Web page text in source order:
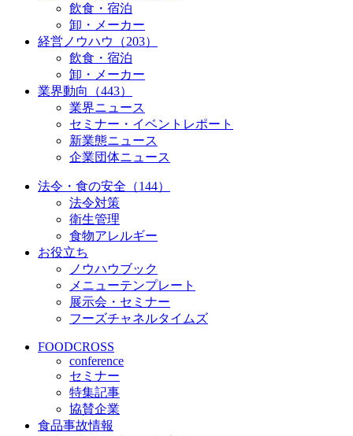
飲食・宿泊
卸・メーカー
経営ノウハウ（203）
飲食・宿泊
卸・メーカー
業界動向（443）
業界ニュース
セミナー・イベントレポート
新業態ニュース
企業団体ニュース
法令・食の安全（144）
法令対策
衛生管理
食物アレルギー
お役立ち
ノウハウブック
メニューテンプレート
展示会・セミナー
フーズチャネルタイムズ
FOODCROSS
conference
セミナー
特集記事
協賛企業
食品事故情報